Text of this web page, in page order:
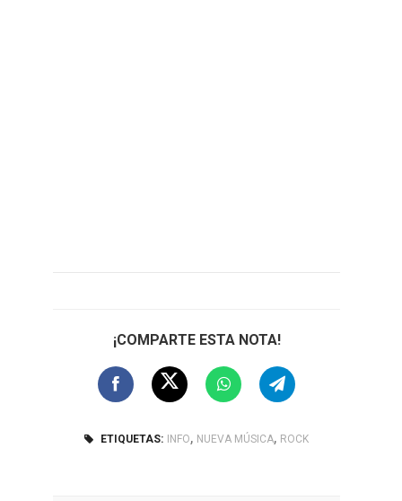
¡COMPARTE ESTA NOTA!
ETIQUETAS: INFO, NUEVA MÚSICA, ROCK